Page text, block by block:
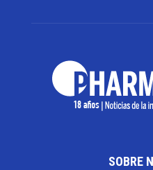
SOBRE